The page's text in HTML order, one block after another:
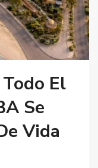
El
Se
Vida